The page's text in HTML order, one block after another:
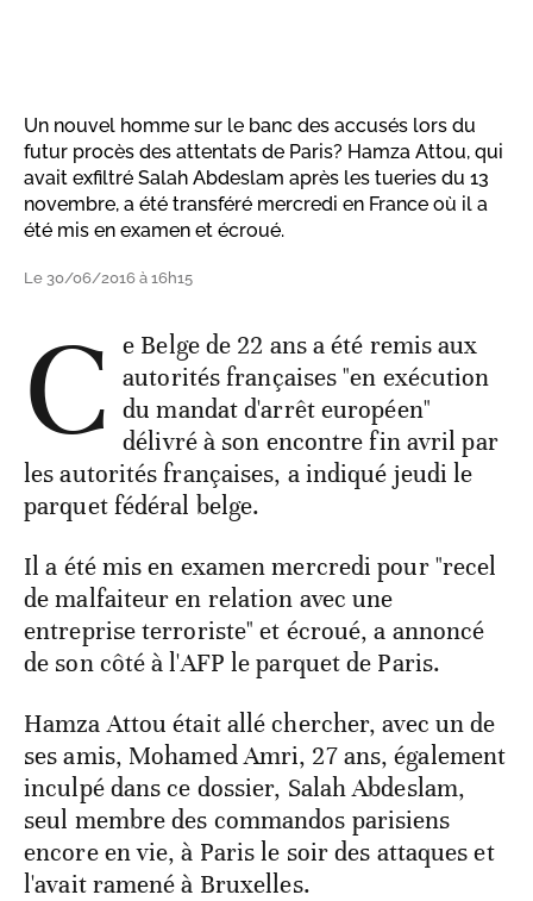
Un nouvel homme sur le banc des accusés lors du
futur procès des attentats de Paris? Hamza Attou, qui
avait exfiltré Salah Abdeslam après les tueries du 13
novembre, a été transféré mercredi en France où il a
été mis en examen et écroué.
Le 30/06/2016 à 16h15
C e Belge de 22 ans a été remis aux
autorités françaises "en exécution
du mandat d'arrêt européen"
délivré à son encontre fin avril par
les autorités françaises, a indiqué jeudi le
parquet fédéral belge.
Il a été mis en examen mercredi pour "recel
de malfaiteur en relation avec une
entreprise terroriste" et écroué, a annoncé
de son côté à l'AFP le parquet de Paris.
Hamza Attou était allé chercher, avec un de
ses amis, Mohamed Amri, 27 ans, également
inculpé dans ce dossier, Salah Abdeslam,
seul membre des commandos parisiens
encore en vie, à Paris le soir des attaques et
l'avait ramené à Bruxelles.